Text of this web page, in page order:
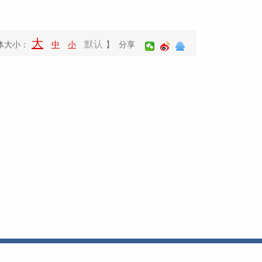
大小： 大 中 小 默认 】 分享